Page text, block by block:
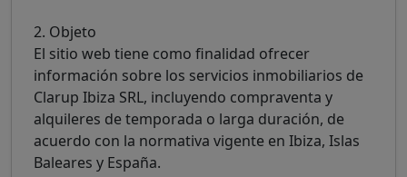
2. Objeto
El sitio web tiene como finalidad ofrecer
información sobre los servicios inmobiliarios de
Clarup Ibiza SRL, incluyendo compraventa y
alquileres de temporada o larga duración, de
acuerdo con la normativa vigente en Ibiza, Islas
Baleares y España.